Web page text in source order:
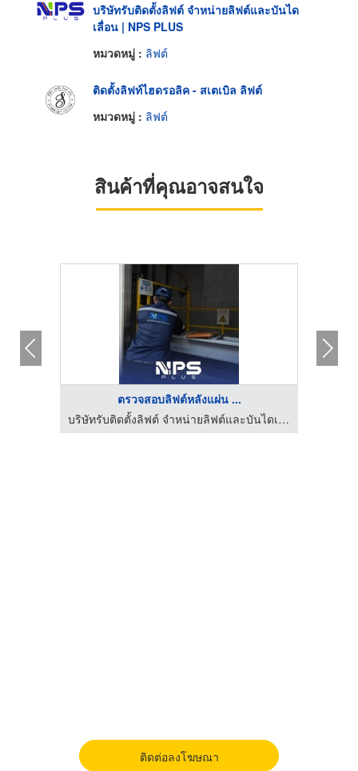
บริษัทรับติดตั้งลิฟต์ จำหน่ายลิฟต์และบันได
เลื่อน | NPS PLUS
หมวดหมู่ : ลิฟต์
ติดตั้งลิฟท์ไฮดรอลิค - สเตเบิล ลิฟต์
หมวดหมู่ : ลิฟต์
สินค้าที่คุณอาจสนใจ
ตรวจสอบลิฟต์หลังแผ่น ...
บริษัทรับติดตั้งลิฟต์ จำหน่ายลิฟต์และบันไดเลื่อน | NPS PLUS
ติดต่อลงโฆษณา